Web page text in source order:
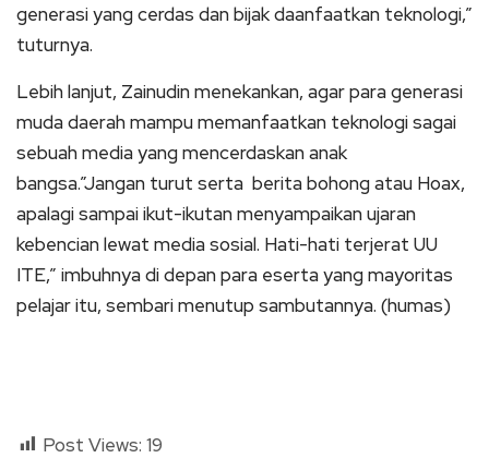
generasi yang cerdas dan bijak daanfaatkan teknologi,”
tuturnya.
Lebih lanjut, Zainudin menekankan, agar para generasi
muda daerah mampu memanfaatkan teknologi sagai
sebuah media yang mencerdaskan anak
bangsa.”Jangan turut serta berita bohong atau Hoax,
apalagi sampai ikut-ikutan menyampaikan ujaran
kebencian lewat media sosial. Hati-hati terjerat UU
ITE,” imbuhnya di depan para eserta yang mayoritas
pelajar itu, sembari menutup sambutannya. (humas)
Post Views: 19